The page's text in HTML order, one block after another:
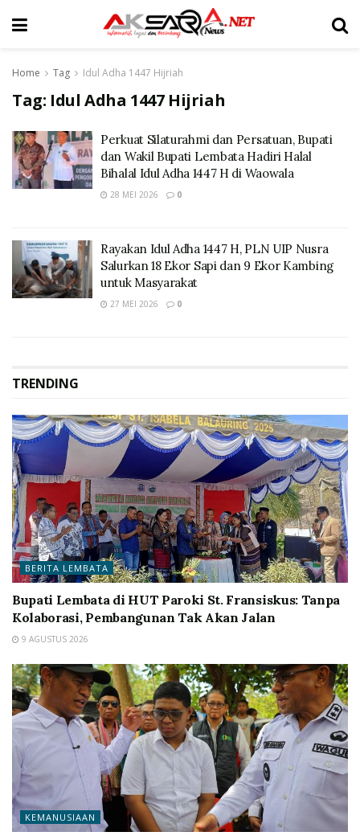
Home Tag Idul Adha 1447 Hijriah
Tag: Idul Adha 1447 Hijriah
Perkuat Silaturahmi dan Persatuan, Bupati
dan Wakil Bupati Lembata Hadiri Halal
Bihalal Idul Adha 1447 H di Waowala
28 MEI 2026 0
Rayakan Idul Adha 1447 H, PLN UIP Nusra
Salurkan 18 Ekor Sapi dan 9 Ekor Kambing
untuk Masyarakat
27 MEI 2026 0
TRENDING
BERITA LEMBATA
Bupati Lembata di HUT Paroki St. Fransiskus: Tanpa
Kolaborasi, Pembangunan Tak Akan Jalan
9 AGUSTUS 2026
KEMANUSIAAN